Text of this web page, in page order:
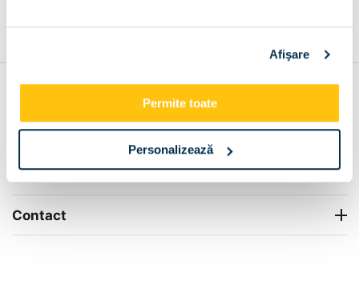
Afişare
Permite toate
Personalizează
Info Center
Livrare
Contact